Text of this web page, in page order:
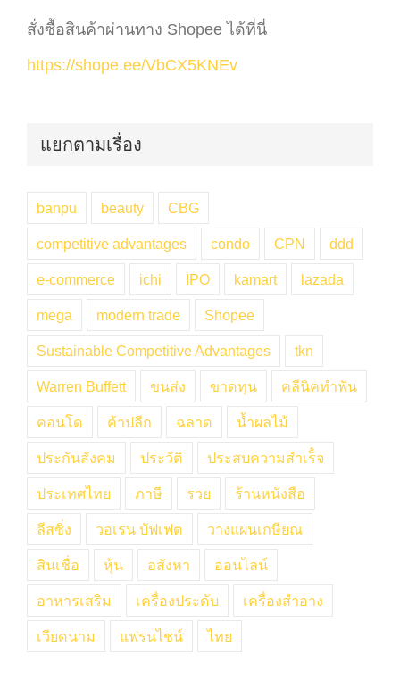
สั่งซื้อสินค้าผ่านทาง Shopee ได้ที่นี่
https://shope.ee/VbCX5KNEv
แยกตามเรื่อง
banpu beauty CBG
competitive advantages condo CPN ddd
e-commerce ichi IPO kamart lazada
mega modern trade Shopee
Sustainable Competitive Advantages tkn
Warren Buffett ขนส่ง ขาดทุน คลีนิคทำฟัน
คอนโด ค้าปลีก ฉลาด น้ำผลไม้
ประกันสังคม ประวัติ ประสบความสำเร็๋จ
ประเทศไทย ภาษี รวย ร้านหนังสือ
ลีสซิ่ง วอเรน บัฟเฟต วางแผนเกษียณ
สินเชื่อ หุ้น อสังหา ออนไลน์
อาหารเสริม เครื่องประดับ เครื่องสำอาง
เวียดนาม แฟรนไชน์ ไทย